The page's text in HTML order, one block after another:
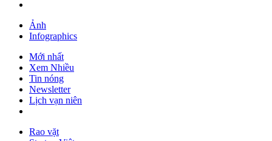
Ảnh
Infographics
Mới nhất
Xem Nhiều
Tin nóng
Newsletter
Lịch vạn niên
Rao vặt